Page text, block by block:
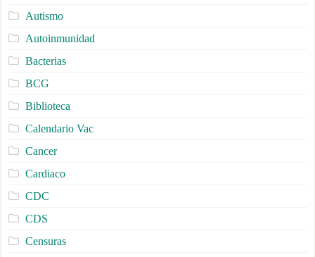
Autismo
Autoinmunidad
Bacterias
BCG
Biblioteca
Calendario Vac
Cancer
Cardiaco
CDC
CDS
Censuras